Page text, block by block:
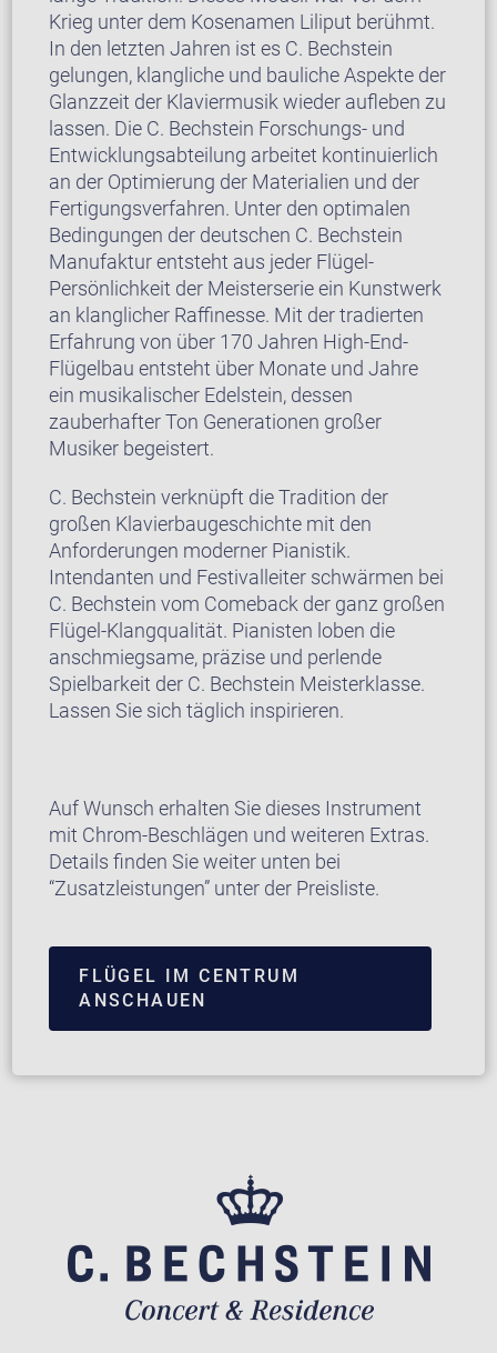
Krieg unter dem Kosenamen Liliput berühmt.
In den letzten Jahren ist es C. Bechstein
gelungen, klangliche und bauliche Aspekte der
Glanzzeit der Klaviermusik wieder aufleben zu
lassen. Die C. Bechstein Forschungs- und
Entwicklungsabteilung arbeitet kontinuierlich
an der Optimierung der Materialien und der
Fertigungsverfahren. Unter den optimalen
Bedingungen der deutschen C. Bechstein
Manufaktur entsteht aus jeder Flügel-
Persönlichkeit der Meisterserie ein Kunstwerk
an klanglicher Raffinesse. Mit der tradierten
Erfahrung von über 170 Jahren High-End-
Flügelbau entsteht über Monate und Jahre
ein musikalischer Edelstein, dessen
zauberhafter Ton Generationen großer
Musiker begeistert.
C. Bechstein verknüpft die Tradition der
großen Klavierbaugeschichte mit den
Anforderungen moderner Pianistik.
Intendanten und Festivalleiter schwärmen bei
C. Bechstein vom Comeback der ganz großen
Flügel-Klangqualität. Pianisten loben die
anschmiegsame, präzise und perlende
Spielbarkeit der C. Bechstein Meisterklasse.
Lassen Sie sich täglich inspirieren.
Auf Wunsch erhalten Sie dieses Instrument
mit Chrom-Beschlägen und weiteren Extras.
Details finden Sie weiter unten bei
“Zusatzleistungen” unter der Preisliste.
FLÜGEL IM CENTRUM
ANSCHAUEN